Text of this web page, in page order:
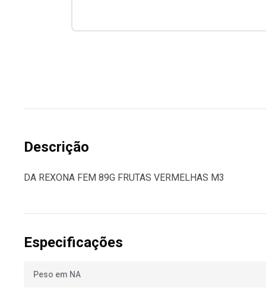
Descrição
DA REXONA FEM 89G FRUTAS VERMELHAS M3
Especificações
Peso em NA